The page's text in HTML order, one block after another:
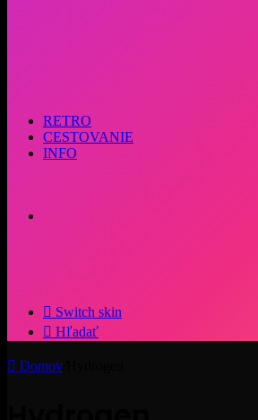
RETRO
CESTOVANIE
INFO
Switch skin
Hľadať
Domov